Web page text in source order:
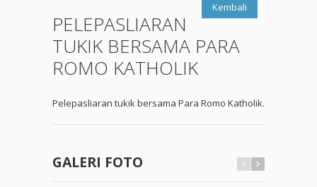
Kembali
PELEPASLIARAN
TUKIK BERSAMA PARA
ROMO KATHOLIK
Pelepasliaran tukik bersama Para Romo Katholik.
GALERI FOTO